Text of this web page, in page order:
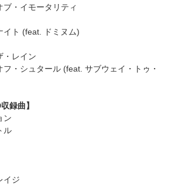
・イモータリティ
イト (feat. ドミヌム)
・レイン
・シュタール (feat. サブウェイ・トゥ・
録曲】
ン
ル
イジ